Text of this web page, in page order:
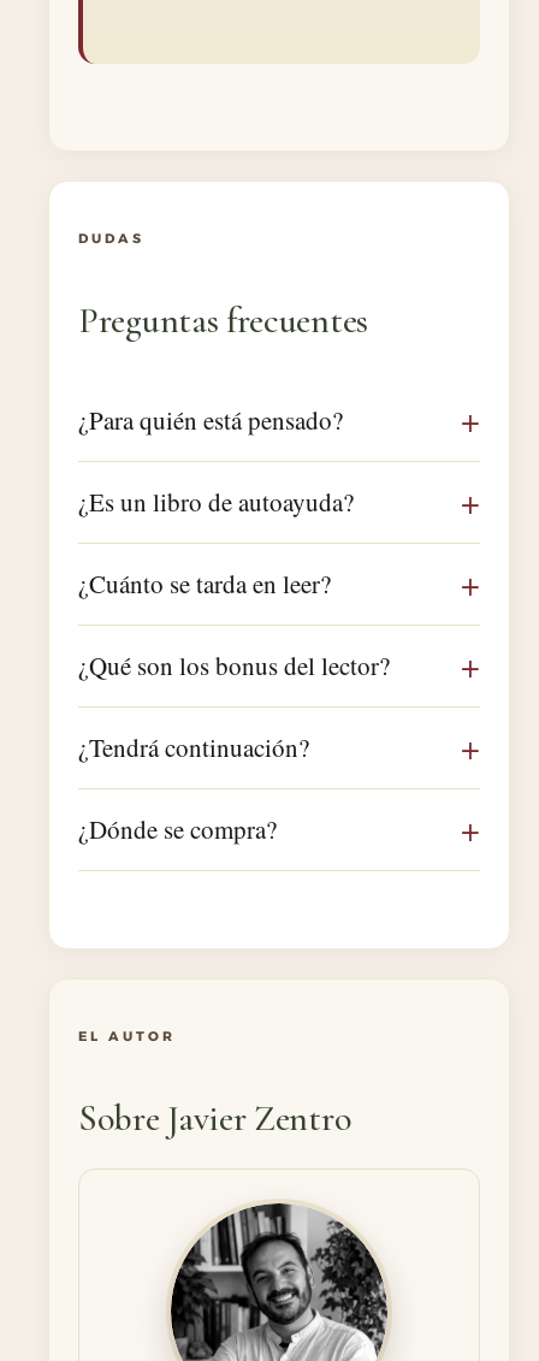
DUDAS
Preguntas frecuentes
¿Para quién está pensado?
¿Es un libro de autoayuda?
¿Cuánto se tarda en leer?
¿Qué son los bonus del lector?
¿Tendrá continuación?
¿Dónde se compra?
EL AUTOR
Sobre Javier Zentro